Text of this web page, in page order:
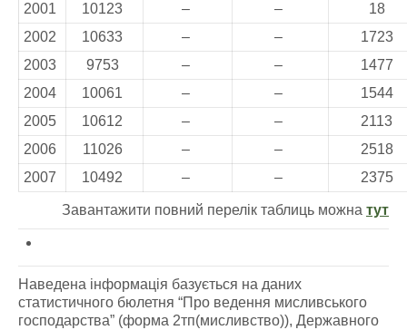
2001
10123 – –
18
2002
10633 – –
1723
2003
9753 – –
1477
2004
10061 – –
1544
2005
10612 – –
2113
2006
11026 – –
2518
2007
10492 – – 2375
Завантажити повний перелік таблиць можна тут
Наведена інформація базується на даних
статистичного бюлетня “Про ведення мисливського
господарства” (форма 2тп(мисливство)), Державного